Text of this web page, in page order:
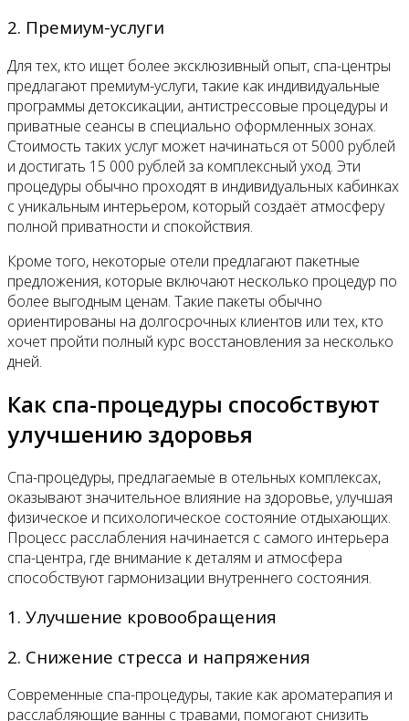
2. Премиум-услуги
Для тех, кто ищет более эксклюзивный опыт, спа-центры
предлагают премиум-услуги, такие как индивидуальные
программы детоксикации, антистрессовые процедуры и
приватные сеансы в специально оформленных зонах.
Стоимость таких услуг может начинаться от 5000 рублей
и достигать 15 000 рублей за комплексный уход. Эти
процедуры обычно проходят в индивидуальных кабинках
с уникальным интерьером, который создаёт атмосферу
полной приватности и спокойствия.
Кроме того, некоторые отели предлагают пакетные
предложения, которые включают несколько процедур по
более выгодным ценам. Такие пакеты обычно
ориентированы на долгосрочных клиентов или тех, кто
хочет пройти полный курс восстановления за несколько
дней.
Как спа-процедуры способствуют
улучшению здоровья
Спа-процедуры, предлагаемые в отельных комплексах,
оказывают значительное влияние на здоровье, улучшая
физическое и психологическое состояние отдыхающих.
Процесс расслабления начинается с самого интерьера
спа-центра, где внимание к деталям и атмосфера
способствуют гармонизации внутреннего состояния.
1. Улучшение кровообращения
2. Снижение стресса и напряжения
Современные спа-процедуры, такие как ароматерапия и
расслабляющие ванны с травами, помогают снизить